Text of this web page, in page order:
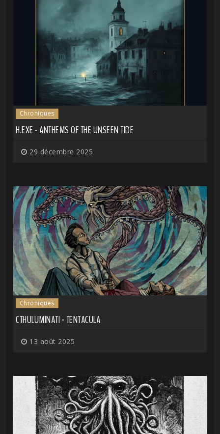
Chroniques
H.EXE - ANTHEMS OF THE UNSEEN TIDE
29 décembre 2025
Chroniques
CTHULUMINATI - TENTACULA
13 août 2025